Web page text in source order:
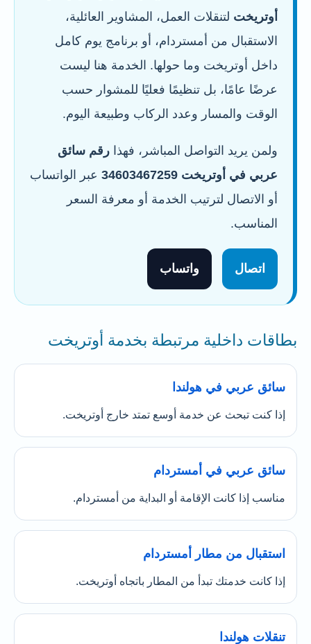
أوتريخت لتنقلات العمل، المشاوير العائلية،
الاستقبال من أمستردام، أو برنامج يوم كامل
داخل أوتريخت وما حولها. الخدمة هنا ليست
عرضًا عامًا، بل تنظيمًا فعليًا للمشوار حسب
الوقت والمسار وعدد الركاب وطبيعة اليوم.
ولمن يريد التواصل المباشر، فهذا رقم سائق
عربي في أوتريخت 34603467259
عبر الواتساب
أو الاتصال لترتيب الخدمة أو معرفة السعر
المناسب.
اتصال واتساب
بطاقات داخلية مرتبطة بخدمة أوتريخت
سائق عربي في هولندا
إذا كنت تبحث عن خدمة أوسع تمتد خارج أوتريخت.
سائق عربي في أمستردام
مناسب إذا كانت الإقامة أو البداية من أمستردام.
استقبال من مطار أمستردام
إذا كانت خدمتك تبدأ من المطار باتجاه أوتريخت.
تنقلات هولندا